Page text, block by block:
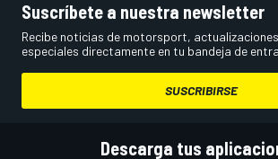
Suscríbete a nuestra newsletter
Recibe noticias de motorsport,
especiales directamente en tu bandeja de
SUSCRIBIRSE
Descarga tus